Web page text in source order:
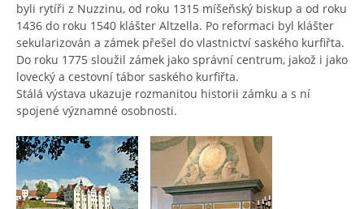
byli rytíři z Nuzzinu, od roku 1315 míšeňský biskup a od roku
1436 do roku 1540 klášter Altzella. Po reformaci byl klášter
sekularizován a zámek přešel do vlastnictví saského kurfiřta.
Do roku 1775 sloužil zámek jako správní centrum, jakož i jako
lovecký a cestovní tábor saského kurfiřta.
Stálá výstava ukazuje rozmanitou historii zámku a s ní
spojené významné osobnosti.